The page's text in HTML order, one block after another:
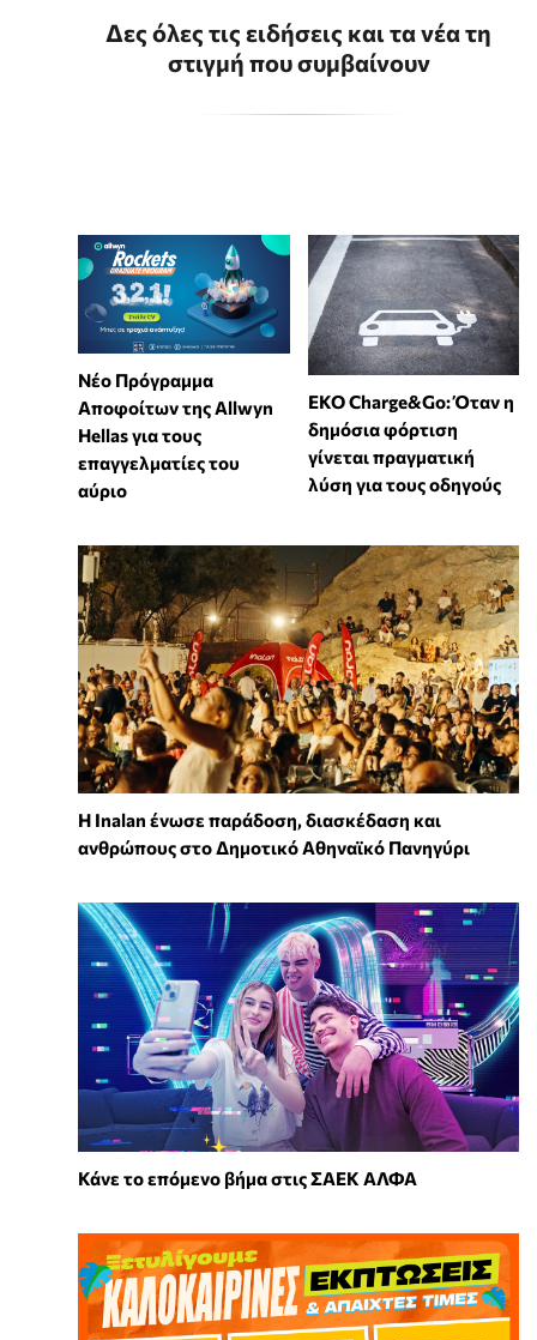
Δες όλες τις ειδήσεις και τα νέα τη
στιγμή που συμβαίνουν
Νέο Πρόγραμμα
Αποφοίτων της Allwyn
Hellas για τους
επαγγελματίες του
αύριο
EKO Charge&Go: Όταν η
δημόσια φόρτιση
γίνεται πραγματική
λύση για τους οδηγούς
Η Inalan ένωσε παράδοση, διασκέδαση και
ανθρώπους στο Δημοτικό Αθηναϊκό Πανηγύρι
Κάνε το επόμενο βήμα στις ΣΑΕΚ ΑΛΦΑ